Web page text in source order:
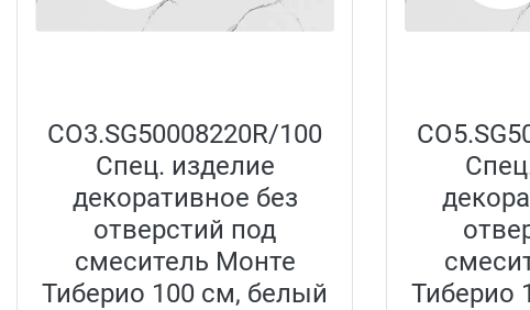
CO3.SG50008220R/100
Спец. изделие
декоративное без
отверстий под
смеситель Монте
Тиберио 100 см, белый
Тиберио